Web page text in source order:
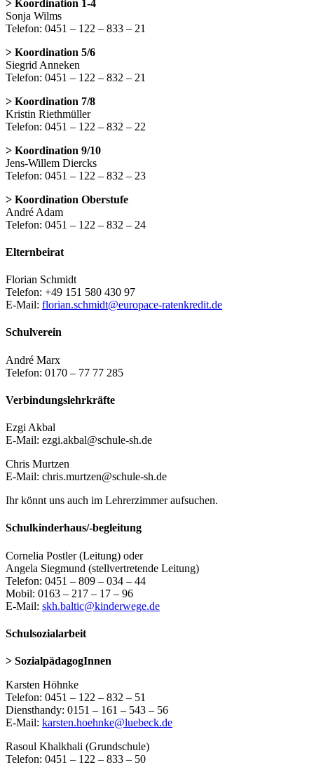
> Koordination 1-4
Sonja Wilms
Telefon: 0451 – 122 – 833 – 21
> Koordination 5/6
Siegrid Anneken
Telefon: 0451 – 122 – 832 – 21
> Koordination 7/8
Kristin Riethmüller
Telefon: 0451 – 122 – 832 – 22
> Koordination 9/10
Jens-Willem Diercks
Telefon: 0451 – 122 – 832 – 23
> Koordination Oberstufe
André Adam
Telefon: 0451 – 122 – 832 – 24
Elternbeirat
Florian Schmidt
Telefon: +49 151 580 430 97
E-Mail: florian.schmidt@europace-ratenkredit.de
Schulverein
André Marx
Telefon: 0170 – 77 77 285
Verbindungslehrkräfte
Ezgi Akbal
E-Mail: ezgi.akbal@schule-sh.de
Chris Murtzen
E-Mail: chris.murtzen@schule-sh.de
Ihr könnt uns auch im Lehrerzimmer aufsuchen.
Schulkinderhaus/-begleitung
Cornelia Postler (Leitung) oder
Angela Siegmund (stellvertretende Leitung)
Telefon: 0451 – 809 – 034 – 44
Mobil: 0163 – 217 – 17 – 96
E-Mail: skh.baltic@kinderwege.de
Schulsozialarbeit
> SozialpädagogInnen
Karsten Höhnke
Telefon: 0451 – 122 – 832 – 51
Diensthandy: 0151 – 161 – 543 – 56
E-Mail: karsten.hoehnke@luebeck.de
Rasoul Khalkhali (Grundschule)
Telefon: 0451 – 122 – 833 – 50